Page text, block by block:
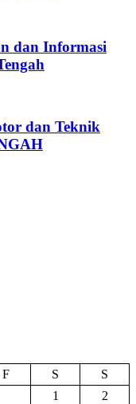
dan Informasi
dan Teknik
F S
S
1
2